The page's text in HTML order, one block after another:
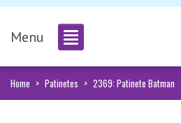
Menu
Home > Patinetes > 2369: Patinete Batman